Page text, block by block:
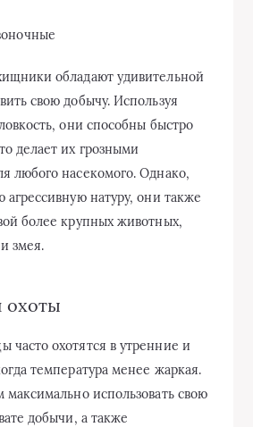
обладают удивительной
свою добычу. Используя
они способны быстро
делает их грозными
любого насекомого. Однако,
агрессивную натуру, они также
более крупных животных,
змея.
охоты
часто охотятся в утренние и
температура менее жаркая.
максимально использовать свою
добычи, а также